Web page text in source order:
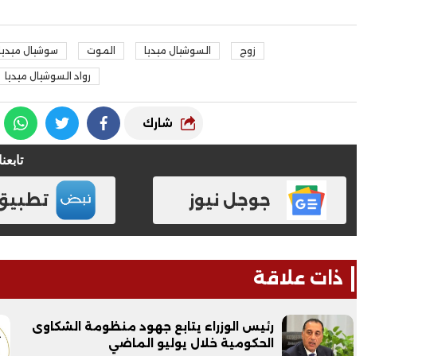
زوج السوشيال ميديا الموت سوشيال ميديا
رواد السوشيال ميديا
شارك
تابعنا
جوجل نيوز
ذات علاقة
رئيس الوزراء يتابع جهود منظومة الشكاوى
الحكومية خلال يوليو الماضي